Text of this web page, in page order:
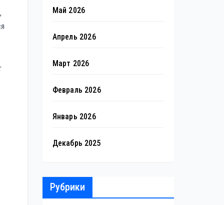
Май 2026
Апрель 2026
Март 2026
Февраль 2026
Январь 2026
Декабрь 2025
Рубрики